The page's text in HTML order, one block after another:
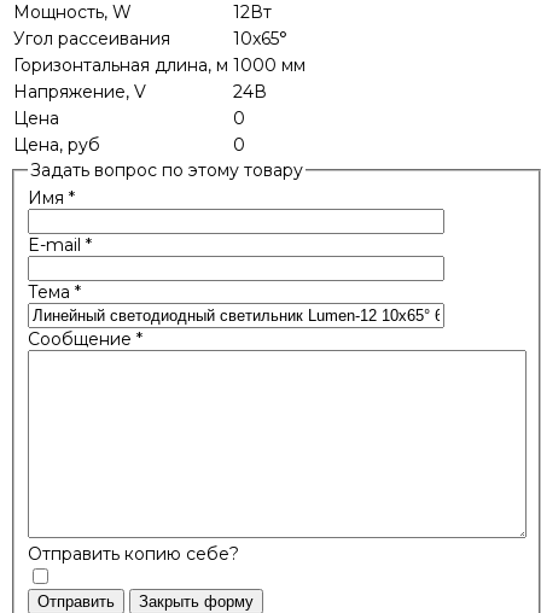
Мощность, W
12Вт
Угол рассеивания
10x65°
Горизонтальная длина, м 1000 мм
Напряжение, V
24В
Цена
0
Цена, руб
0
Задать вопрос по этому товару
Имя *
E-mail *
Тема *
Сообщение *
Отправить копию себе?
Отправить Закрыть форму